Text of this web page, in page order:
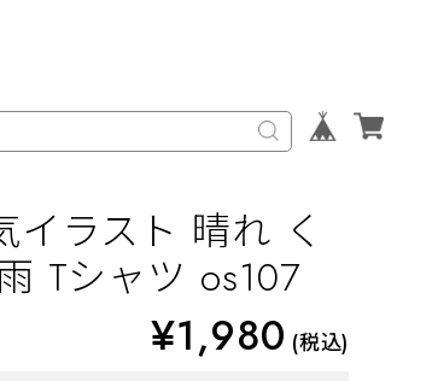
イラスト 晴れ く
Tシャツ os107
¥1,980 (税込)